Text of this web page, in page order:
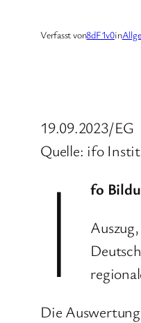
Verfasst von8dF1v0in
19.09.2023/EG
Quelle: ifo
i
fo
Die